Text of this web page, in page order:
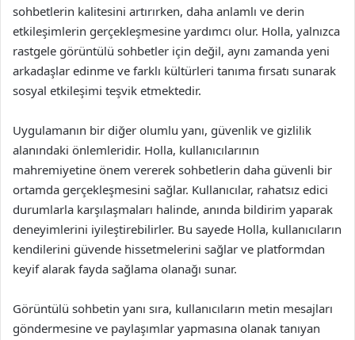
sohbetlerin kalitesini artırırken, daha anlamlı ve derin
etkileşimlerin gerçekleşmesine yardımcı olur. Holla, yalnızca
rastgele görüntülü sohbetler için değil, aynı zamanda yeni
arkadaşlar edinme ve farklı kültürleri tanıma fırsatı sunarak
sosyal etkileşimi teşvik etmektedir.
Uygulamanın bir diğer olumlu yanı, güvenlik ve gizlilik
alanındaki önlemleridir. Holla, kullanıcılarının
mahremiyetine önem vererek sohbetlerin daha güvenli bir
ortamda gerçekleşmesini sağlar. Kullanıcılar, rahatsız edici
durumlarla karşılaşmaları halinde, anında bildirim yaparak
deneyimlerini iyileştirebilirler. Bu sayede Holla, kullanıcıların
kendilerini güvende hissetmelerini sağlar ve platformdan
keyif alarak fayda sağlama olanağı sunar.
Görüntülü sohbetin yanı sıra, kullanıcıların metin mesajları
göndermesine ve paylaşımlar yapmasına olanak tanıyan